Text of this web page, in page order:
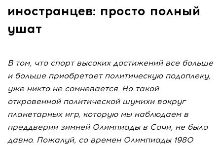
иностранцев: просто полный
ушат
В том, что спорт высоких достижений все больше
и больше приобретает политическую подоплеку,
уже никто не сомневается. Но такой
откровенной политической шумихи вокруг
планетарных игр, которую мы наблюдаем в
преддверии зимней Олимпиады в Сочи, не было
давно. Пожалуй, со времен Олимпиады 1980